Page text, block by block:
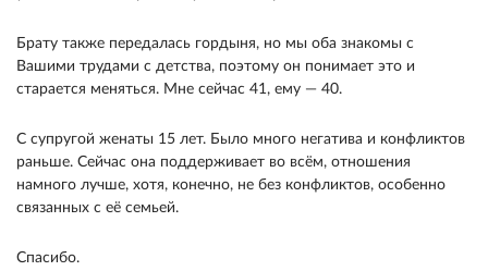
Брату также передалась гордыня, но мы оба знакомы с
Вашими трудами с детства, поэтому он понимает это и
старается меняться. Мне сейчас 41, ему — 40.
С супругой женаты 15 лет. Было много негатива и конфликтов
раньше. Сейчас она поддерживает во всём, отношения
намного лучше, хотя, конечно, не без конфликтов, особенно
связанных с её семьей.
Спасибо.